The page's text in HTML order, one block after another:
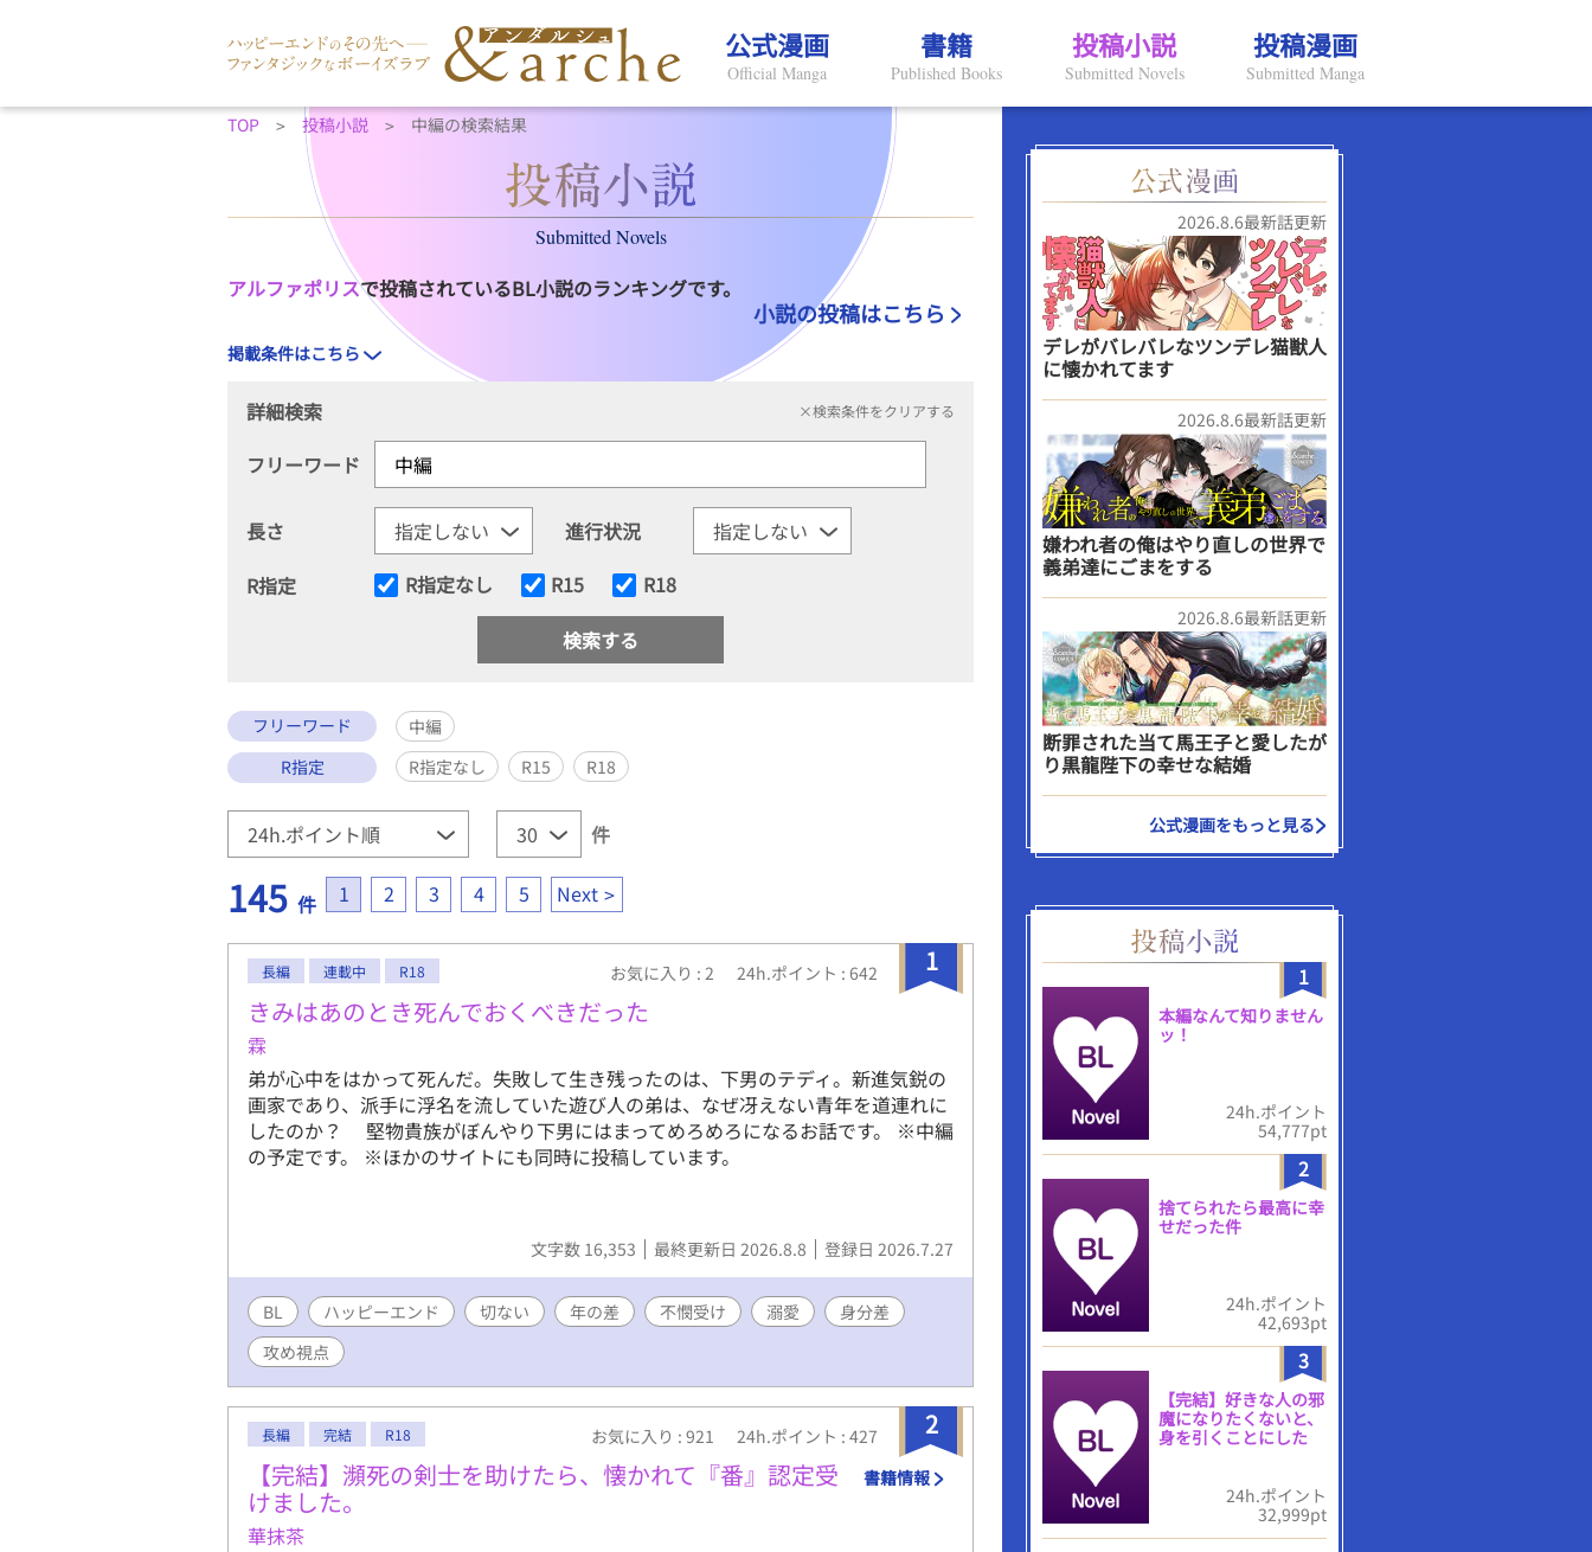
公式漫画
Official Manga
書籍
Published Books
投稿小説
Submitted Novels
投稿漫画
Submitted Manga
TOP 投稿小説 中編の検索結果
Submitted Novels
アルファポリスで投稿されているBL小説のランキングです。
小説の投稿はこちら
掲載条件はこちら
詳細検索 ×検索条件をクリアする
フリーワード
長さ
進行状況
R指定
R指定なし R15 R18
フリーワード
中編
R指定
R指定なし R15 R18
件
145 件 1 2 3 4 5 Next
1
長編 連載中 R18 お気に入り : 2 24h.ポイント : 642
きみはあのとき死んでおくべきだった
霖
弟が心中をはかって死んだ。失敗して生き残ったのは、下男のテディ。新進気鋭の
画家であり、派手に浮名を流していた遊び人の弟は、なぜ冴えない青年を道連れに
したのか？ 堅物貴族がぼんやり下男にはまってめろめろになるお話です。 ※中編
の予定です。 ※ほかのサイトにも同時に投稿しています。
文字数 16,353 最終更新日 2026.8.8 登録日 2026.7.27
BL ハッピーエンド 切ない 年の差 不憫受け 溺愛
身分差
攻め視点
2
長編 完結 R18 お気に入り : 921 24h.ポイント : 427
【完結】瀕死の剣士を助けたら、懐かれて『番』認定受
けました。
華抹茶
書籍情報
2026.8.6最新話更新
デレがバレバレなツンデレ猫獣人
に懐かれてます
2026.8.6最新話更新
嫌われ者の俺はやり直しの世界で
義弟達にごまをする
2026.8.6最新話更新
断罪された当て馬王子と愛したが
り黒龍陛下の幸せな結婚
公式漫画をもっと見る
1
本編なんて知りません
ッ！
24h.ポイント
54,777pt
2
捨てられたら最高に幸
せだった件
24h.ポイント
42,693pt
3
【完結】好きな人の邪
魔になりたくないと、
身を引くことにした
24h.ポイント
32,999pt